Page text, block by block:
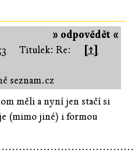
» odpovědět «
Titulek: Re:
[↑]
seznam.cz
měli a nyní jen stačí si
(mimo jiné) i formou